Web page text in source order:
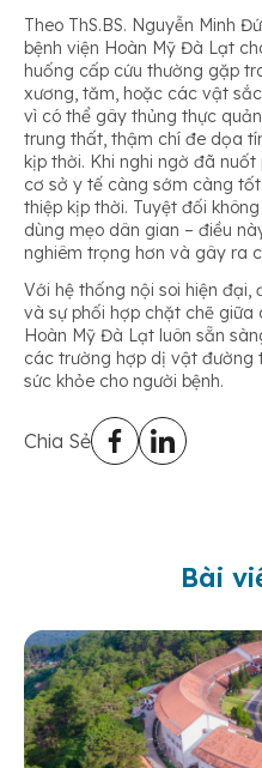
Theo ThS.BS. Nguyễn Minh
bệnh viện Hoàn Mỹ Đà Lạt
huống cấp cứu thường gặp
xương, tăm, hoặc các vật
vì có thể gây thủng thực
trung thất, thậm chí đe dọa
kịp thời. Khi nghi ngờ đã
cơ sở y tế càng sớm càng
thiệp kịp thời. Tuyệt đối
dùng mẹo dân gian – điều
nghiêm trọng hơn và gây ra
Với hệ thống nội soi hiện đại,
và sự phối hợp chặt chẽ giữa
Hoàn Mỹ Đà Lạt luôn sẵn
các trường hợp dị vật đường
sức khỏe cho người bệnh.
Chia Sẻ
Bài